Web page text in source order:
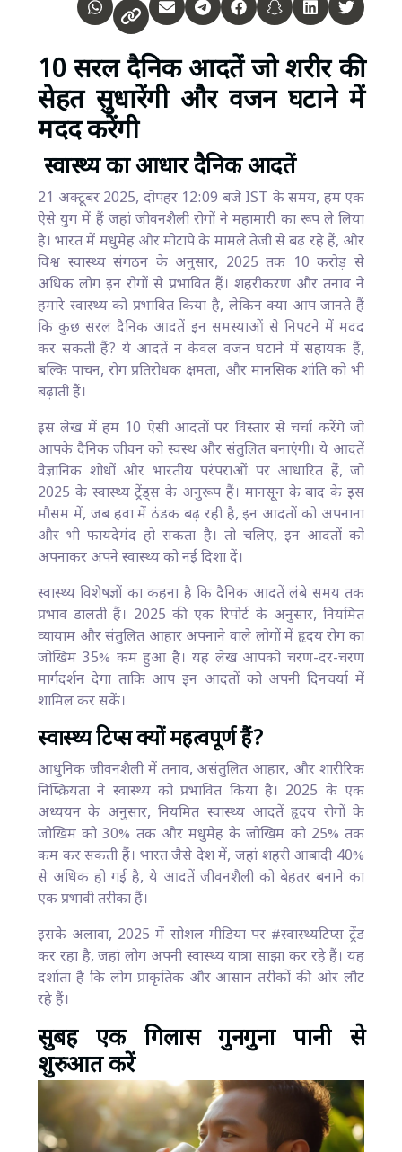
10 सरल दैनिक आदतें जो शरीर की
सेहत सुधारेंगी और वजन घटाने में
मदद करेंगी
स्वास्थ्य का आधार दैनिक आदतें
21 अक्टूबर 2025, दोपहर 12:09 बजे IST के समय, हम एक
ऐसे युग में हैं जहां जीवनशैली रोगों ने महामारी का रूप ले लिया
है। भारत में मधुमेह और मोटापे के मामले तेजी से बढ़ रहे हैं, और
विश्व स्वास्थ्य संगठन के अनुसार, 2025 तक 10 करोड़ से
अधिक लोग इन रोगों से प्रभावित हैं। शहरीकरण और तनाव ने
हमारे स्वास्थ्य को प्रभावित किया है, लेकिन क्या आप जानते हैं
कि कुछ सरल दैनिक आदतें इन समस्याओं से निपटने में मदद
कर सकती हैं? ये आदतें न केवल वजन घटाने में सहायक हैं,
बल्कि पाचन, रोग प्रतिरोधक क्षमता, और मानसिक शांति को भी
बढ़ाती हैं।
इस लेख में हम 10 ऐसी आदतों पर विस्तार से चर्चा करेंगे जो
आपके दैनिक जीवन को स्वस्थ और संतुलित बनाएंगी। ये आदतें
वैज्ञानिक शोधों और भारतीय परंपराओं पर आधारित हैं, जो
2025 के स्वास्थ्य ट्रेंड्स के अनुरूप हैं। मानसून के बाद के इस
मौसम में, जब हवा में ठंडक बढ़ रही है, इन आदतों को अपनाना
और भी फायदेमंद हो सकता है। तो चलिए, इन आदतों को
अपनाकर अपने स्वास्थ्य को नई दिशा दें।
स्वास्थ्य विशेषज्ञों का कहना है कि दैनिक आदतें लंबे समय तक
प्रभाव डालती हैं। 2025 की एक रिपोर्ट के अनुसार, नियमित
व्यायाम और संतुलित आहार अपनाने वाले लोगों में हृदय रोग का
जोखिम 35% कम हुआ है। यह लेख आपको चरण-दर-चरण
मार्गदर्शन देगा ताकि आप इन आदतों को अपनी दिनचर्या में
शामिल कर सकें।
स्वास्थ्य टिप्स क्यों महत्वपूर्ण हैं?
आधुनिक जीवनशैली में तनाव, असंतुलित आहार, और शारीरिक
निष्क्रियता ने स्वास्थ्य को प्रभावित किया है। 2025 के एक
अध्ययन के अनुसार, नियमित स्वास्थ्य आदतें हृदय रोगों के
जोखिम को 30% तक और मधुमेह के जोखिम को 25% तक
कम कर सकती हैं। भारत जैसे देश में, जहां शहरी आबादी 40%
से अधिक हो गई है, ये आदतें जीवनशैली को बेहतर बनाने का
एक प्रभावी तरीका हैं।
इसके अलावा, 2025 में सोशल मीडिया पर #स्वास्थ्यटिप्स ट्रेंड
कर रहा है, जहां लोग अपनी स्वास्थ्य यात्रा साझा कर रहे हैं। यह
दर्शाता है कि लोग प्राकृतिक और आसान तरीकों की ओर लौट
रहे हैं।
सुबह एक गिलास गुनगुना पानी से
शुरुआत करें